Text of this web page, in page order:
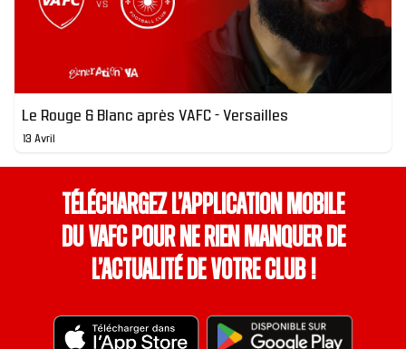
Le Rouge & Blanc après VAFC - Versailles
13 Avril
Téléchargez l’application mobile
du VAFC pour ne rien manquer de
l’actualité de votre club !